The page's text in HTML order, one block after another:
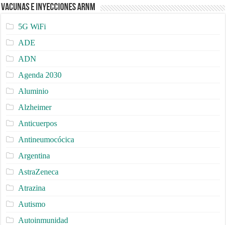
Vacunas e Inyecciones ARNm
5G WiFi
ADE
ADN
Agenda 2030
Aluminio
Alzheimer
Anticuerpos
Antineumocócica
Argentina
AstraZeneca
Atrazina
Autismo
Autoinmunidad